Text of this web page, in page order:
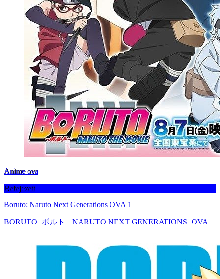
Anime ova
Befejezett
Boruto: Naruto Next Generations OVA 1
BORUTO -ボルト- -NARUTO NEXT GENERATIONS- OVA